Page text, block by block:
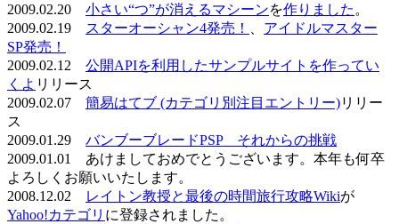
2009.02.20 小さい“つ”が消えるマシーンを作りました 。
2009.02.19
スターオーシャン4発売！
アイドルマスター
SP発売！
2009.02.12 公開APIを利用したサンプルサイトを作ってい
くよ リリース
2009.02.07 簡易はてブ (カテゴリ別注目エントリー)リリー
ス
2009.01.29 バンブーブレードPSP それからの挑戦
2009.01.01 あけましておめでとうございます。本年も何卒
よろしくお願いいたします。
2008.12.02
レイトン教授と最後の時間旅行攻略Wikiが
Yahoo!カテゴリ に登録されました。